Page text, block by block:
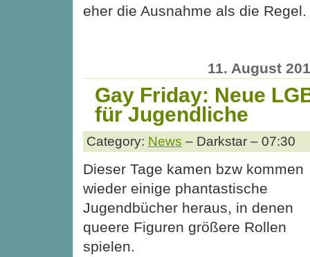
eher die Ausnahme als die Regel.
11. August
Gay Friday: Neue
für Jugendliche
Category: News – Darkstar – 07:30
Dieser Tage kamen bzw kommen
wieder einige phantastische
Jugendbücher heraus, in denen
queere Figuren größere Rollen
spielen.